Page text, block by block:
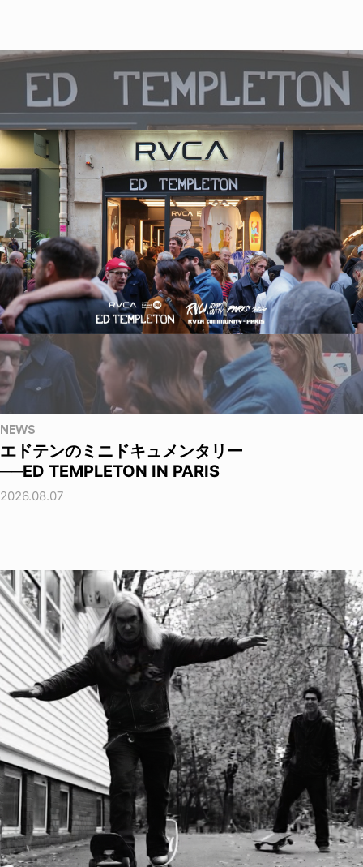
NEWS
エドテンのミニドキュメンタリー
──ED TEMPLETON IN PARIS
2026.08.07